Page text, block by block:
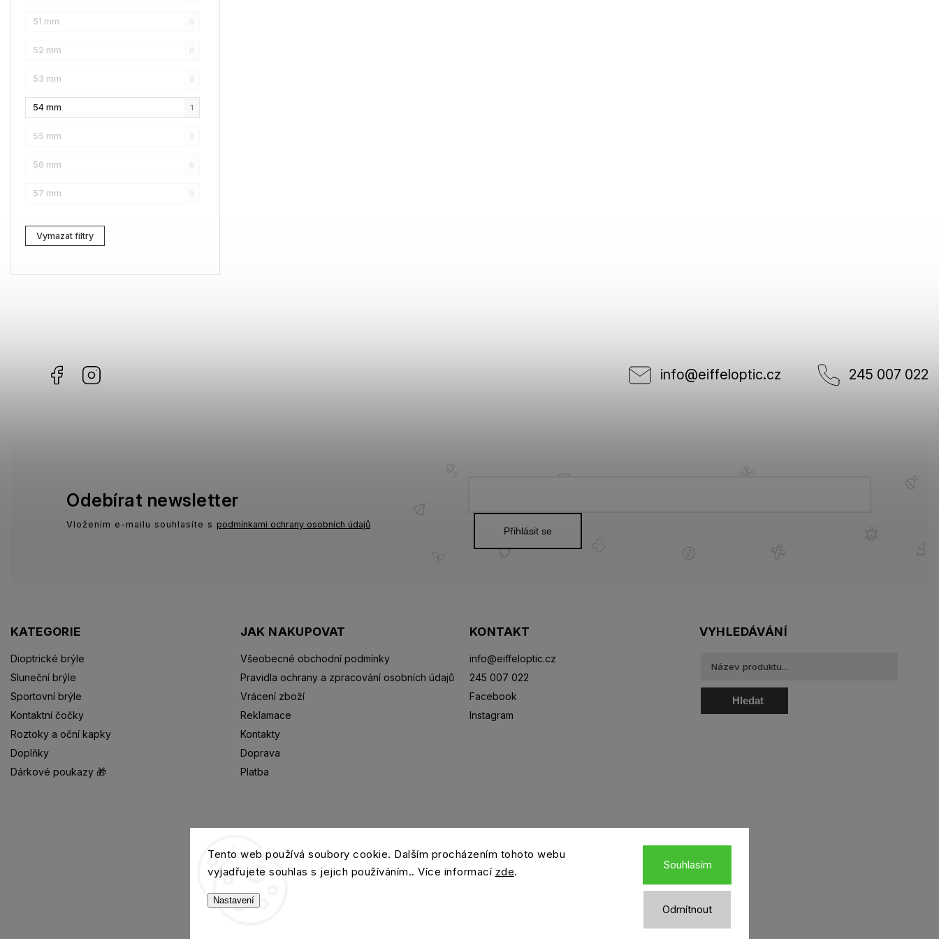
Tento web používá soubory cookie. Dalším procházením tohoto webu
vyjadřujete souhlas s jejich používáním.. Více informací zde.
Nastavení
Odmítnout
Souhlasím
Karl Lagerfeld 1
Love Moschino 0
Pierre Cardin 0
Fossil 0
Web 0
Lacoste 0
Kenzo 0
Carrera
Moschino
51 mm 0
52 mm 0
53 mm 0
54 mm 1
55 mm 0
56 mm 0
57 mm 0
Vymazat filtry
Facebook info@eiffeloptic.cz 245 007 022
KATEGORIE
Dioptrické brýle
Sluneční brýle
Sportovní brýle
Kontaktní čočky
Roztoky a oční kapky
Doplňky
Dárkové poukazy 🎁
JAK NAKUPOVAT
Všeobecné obchodní podmínky
Pravidla ochrany a zpracování osobních údajů
Vrácení zboží
Reklamace
Kontakty
Doprava
Platba
KONTAKT
info@eiffeloptic.cz
245 007 022
Facebook
Instagram
Odebírat newsletter
Vložením e-mailu souhlasíte s podmínkami ochrany osobních údajů
Přihlásit se
VYHLEDÁVÁNÍ
Hledat